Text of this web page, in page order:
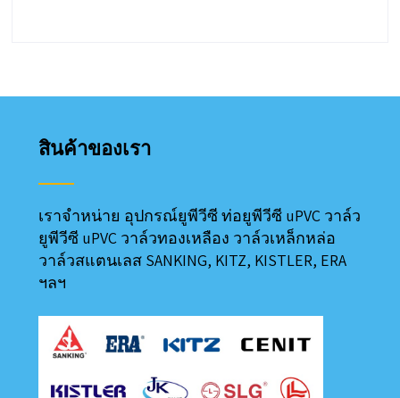
600฿
สินค้าของเรา
เราจำหน่าย อุปกรณ์ยูพีวีซี ท่อยูพีวีซี uPVC วาล์ว
ยูพีวีซี uPVC วาล์วทองเหลือง วาล์วเหล็กหล่อ
วาล์วสแตนเลส SANKING, KITZ, KISTLER, ERA
ฯลฯ